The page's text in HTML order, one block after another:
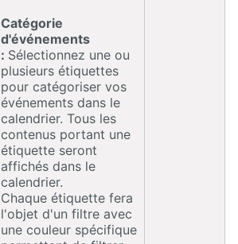
Catégorie
d'événements
: Sélectionnez une ou
plusieurs étiquettes
pour catégoriser vos
événements dans le
calendrier. Tous les
contenus portant une
étiquette seront
affichés dans le
calendrier.
Chaque étiquette fera
l'objet d'un filtre avec
une couleur spécifique